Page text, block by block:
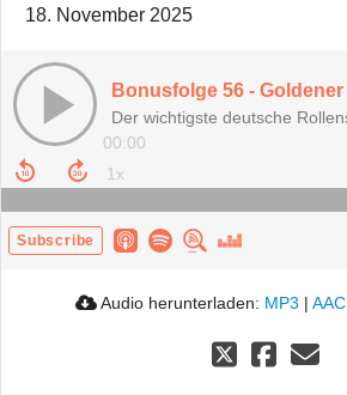
18. November 2025
00:00
Subscribe
Audio herunterladen: MP3 | AAC